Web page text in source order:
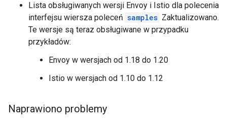
Lista obsługiwanych wersji Envoy i Istio dla polecenia
interfejsu wiersza poleceń samples Zaktualizowano.
Te wersje są teraz obsługiwane w przypadku
przykładów:
Envoy w wersjach od 1.18 do 1.20
Istio w wersjach od 1.10 do 1.12
Naprawiono problemy